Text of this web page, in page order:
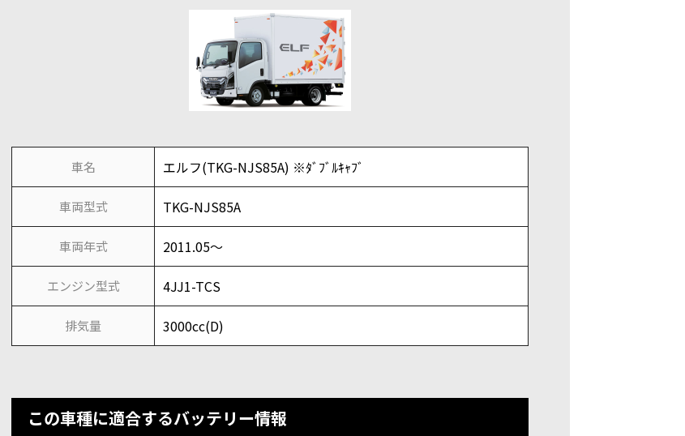
車名 エルフ(TKG-NJS85A) ※ﾀﾞﾌﾞﾙｷｬﾌﾞ
車両型式 TKG-NJS85A
車両年式 2011.05～
エンジン型式 4JJ1-TCS
排気量 3000cc(D)
この車種に適合するバッテリー情報